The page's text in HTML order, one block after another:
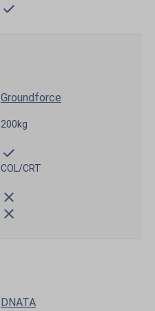
Groundforce
200kg
COL/CRT
DNATA